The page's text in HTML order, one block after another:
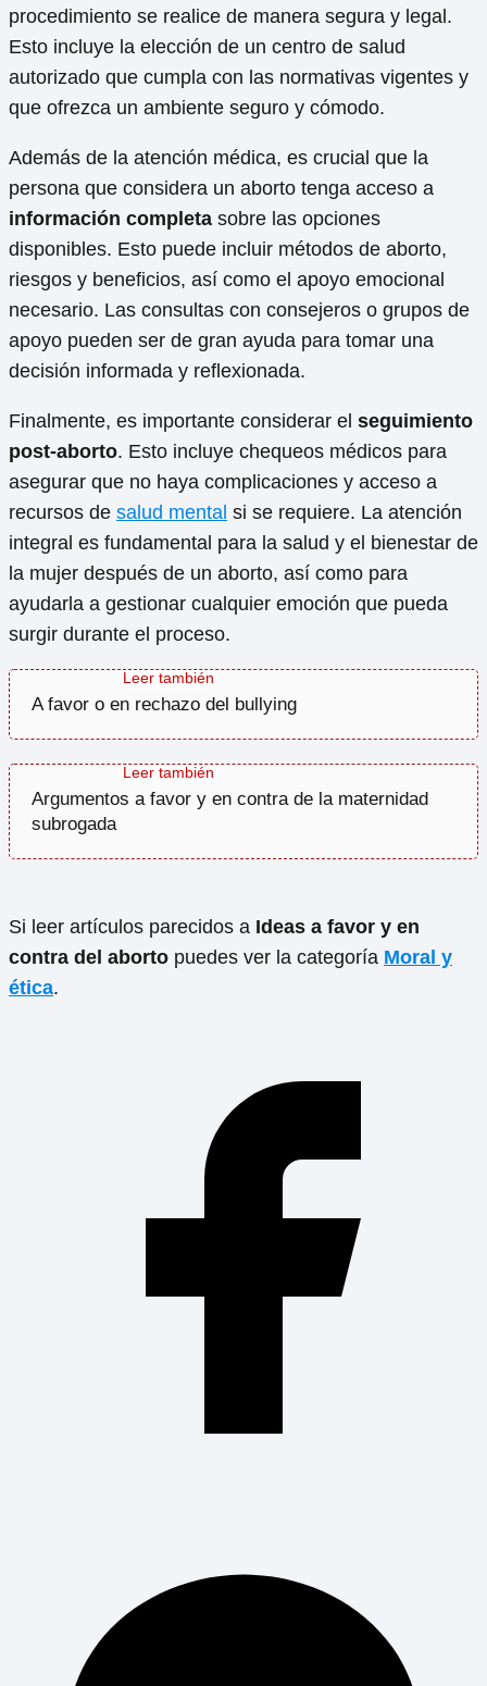
procedimiento se realice de manera segura y legal.
Esto incluye la elección de un centro de salud
autorizado que cumpla con las normativas vigentes y
que ofrezca un ambiente seguro y cómodo.
Además de la atención médica, es crucial que la
persona que considera un aborto tenga acceso a
información completa sobre las opciones
disponibles. Esto puede incluir métodos de aborto,
riesgos y beneficios, así como el apoyo emocional
necesario. Las consultas con consejeros o grupos de
apoyo pueden ser de gran ayuda para tomar una
decisión informada y reflexionada.
Finalmente, es importante considerar el seguimiento
post-aborto. Esto incluye chequeos médicos para
asegurar que no haya complicaciones y acceso a
recursos de salud mental si se requiere. La atención
integral es fundamental para la salud y el bienestar de
la mujer después de un aborto, así como para
ayudarla a gestionar cualquier emoción que pueda
surgir durante el proceso.
A favor o en rechazo del bullying
Argumentos a favor y en contra de la maternidad
subrogada
Si leer artículos parecidos a Ideas a favor y en
contra del aborto puedes ver la categoría Moral y
ética.